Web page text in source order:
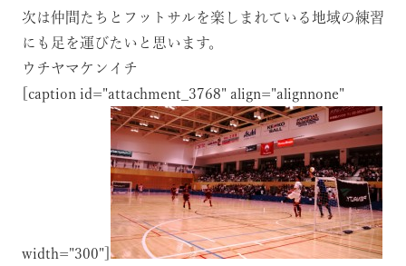
次は仲間たちとフットサルを楽しまれている地域の練習
にも足を運びたいと思います。
ウチヤマケンイチ
[caption id="attachment_3768" align="alignnone"
width="300"]